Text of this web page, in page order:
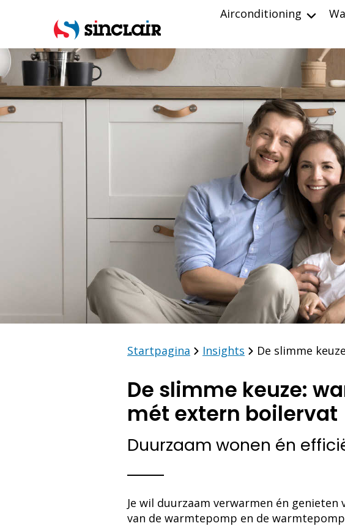
Airconditioning
Startpagina Insights De slimme
De slimme keuze:
mét extern boilervat
Duurzaam wonen én
Je wil duurzaam verwarmen én
van de warmtepomp en de